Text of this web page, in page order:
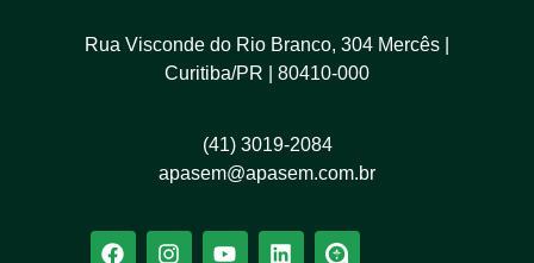
Rua Visconde do Rio Branco, 304 Mercês |
Curitiba/PR | 80410-000
(41) 3019-2084
apasem@apasem.com.br